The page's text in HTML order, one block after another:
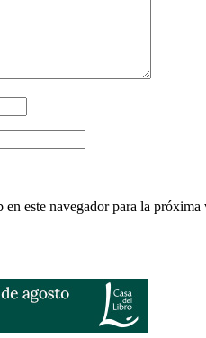
este navegador para la próxima